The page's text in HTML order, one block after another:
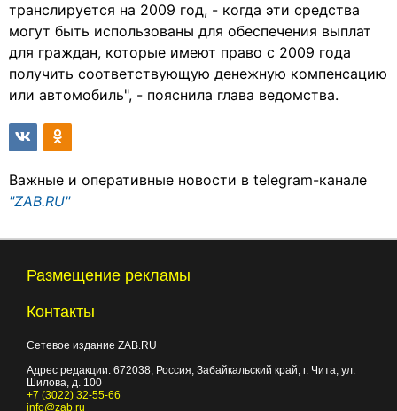
транслируется на 2009 год, - когда эти средства
могут быть использованы для обеспечения выплат
для граждан, которые имеют право с 2009 года
получить соответствующую денежную компенсацию
или автомобиль", - пояснила глава ведомства.
Важные и оперативные новости в telegram-канале
"ZAB.RU"
Размещение рекламы
Контакты
Сетевое издание ZAB.RU
Адрес редакции: 672038, Россия, Забайкальский край, г. Чита, ул.
Шилова, д. 100
+7 (3022) 32-55-66
info@zab.ru